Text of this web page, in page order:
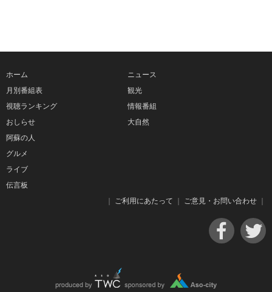
ホーム
月別番組表
視聴ランキング
おしらせ
ニュース
観光
情報番組
大自然
阿蘇の人
グルメ
ライブ
伝言板
｜
ご利用にあたって ｜ ご意見・お問い合わせ ｜